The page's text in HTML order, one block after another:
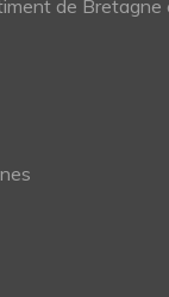
de Bretagne